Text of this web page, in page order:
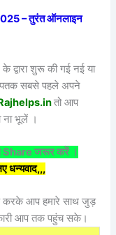
– तुरंत ऑनलाइन
द्वारा शुरू की गई नई या
सबसे पहले अपने
तो आप
ना भूलें ।
Share जरूर करें ।
धन्यवाद,,,
करके आप हमारे साथ जुड़
आप तक पहुंच सके।